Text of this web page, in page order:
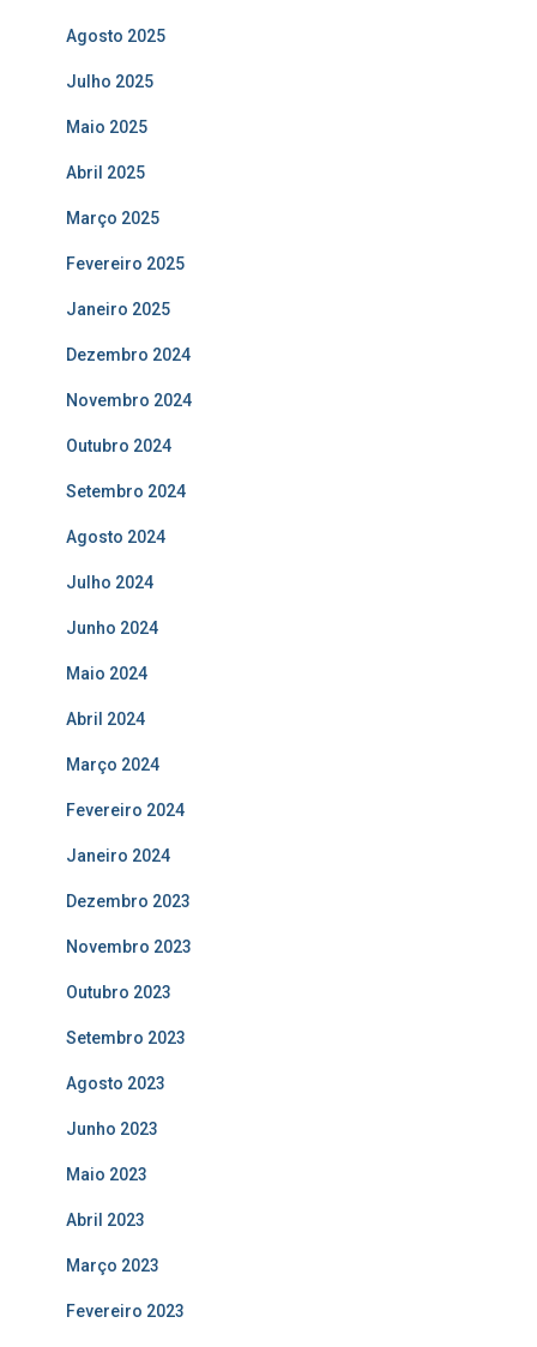
Agosto 2025
Julho 2025
Maio 2025
Abril 2025
Março 2025
Fevereiro 2025
Janeiro 2025
Dezembro 2024
Novembro 2024
Outubro 2024
Setembro 2024
Agosto 2024
Julho 2024
Junho 2024
Maio 2024
Abril 2024
Março 2024
Fevereiro 2024
Janeiro 2024
Dezembro 2023
Novembro 2023
Outubro 2023
Setembro 2023
Agosto 2023
Junho 2023
Maio 2023
Abril 2023
Março 2023
Fevereiro 2023